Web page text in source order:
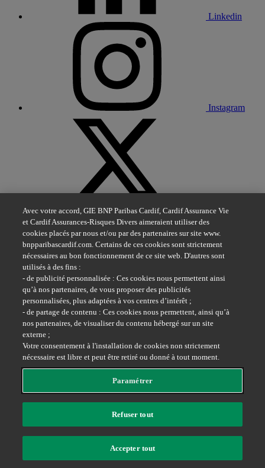
Linkedin
Instagram
L'assureur d'un monde qui change
@ BNP Paribas Cardif 2026
Avec votre accord, GIE BNP Paribas Cardif, Cardif Assurance Vie
et Cardif Assurances-Risques Divers aimeraient utiliser des
cookies placés par nous et/ou par des partenaires sur site www.
bnpparibascardif.com. Certains de ces cookies sont strictement
nécessaires au bon fonctionnement de ce site web. D'autres sont
utilisés à des fins :
- de publicité personnalisée : Ces cookies nous permettent ainsi
qu’à nos partenaires, de vous proposer des publicités
personnalisées, plus adaptées à vos centres d’intérêt ;
- de partage de contenu : Ces cookies nous permettent, ainsi qu’à
nos partenaires, de visualiser du contenu hébergé sur un site
externe ;
Votre consentement à l'installation de cookies non strictement
nécessaire est libre et peut être retiré ou donné à tout moment.
Paramétrer
Refuser tout
Accepter tout